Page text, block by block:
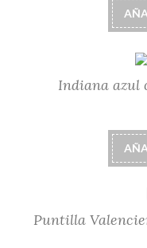
Indiana azul
Puntilla